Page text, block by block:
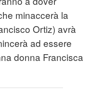
minaccerà la
Ortiz) avrà
ad essere
donna Francisca